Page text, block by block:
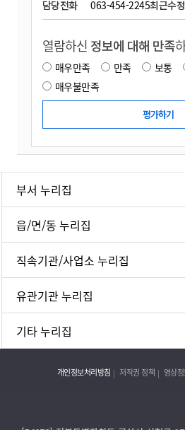
담당전화
063-454-2245최근수
열람하신 정보에 대해 만족
매우만족 만족 보통
매우불만족
부서 누리집
읍/면/동 누리집
직속기관/사업소 누리집
유관기관 누리집
기타 누리집
개인정보처리방침 저작권 정책 영상